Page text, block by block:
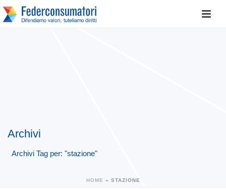
Archivi
Archivi Tag per: "stazione"
HOME » STAZIONE